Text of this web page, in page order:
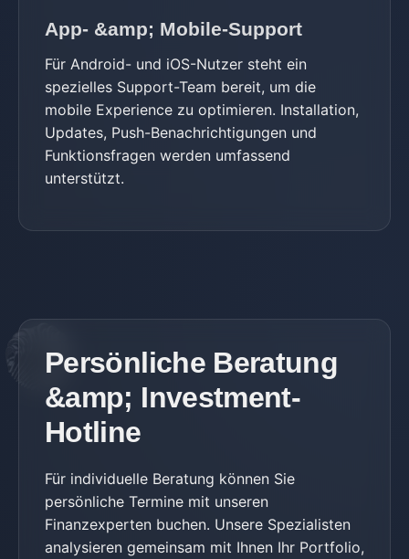
App- &amp; Mobile-Support
Für Android- und iOS-Nutzer steht ein
spezielles Support-Team bereit, um die
mobile Experience zu optimieren. Installation,
Updates, Push-Benachrichtigungen und
Funktionsfragen werden umfassend
unterstützt.
Persönliche Beratung
&amp; Investment-
Hotline
Für individuelle Beratung können Sie
persönliche Termine mit unseren
Finanzexperten buchen. Unsere Spezialisten
analysieren gemeinsam mit Ihnen Ihr Portfolio,